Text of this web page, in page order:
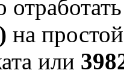
отработать
на
или